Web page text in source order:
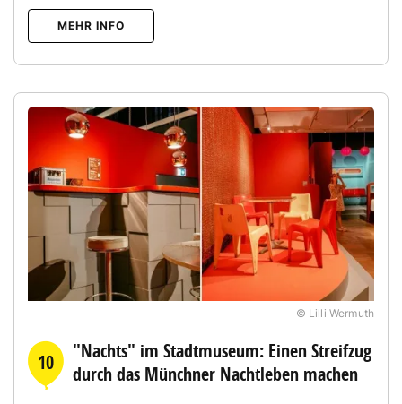
MEHR INFO
© Lilli Wermuth
10
"Nachts" im Stadtmuseum: Einen Streifzug
durch das Münchner Nachtleben machen